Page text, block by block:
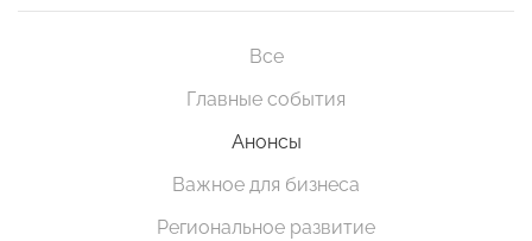
Все
Главные события
Анонсы
Важное для бизнеса
Региональное развитие